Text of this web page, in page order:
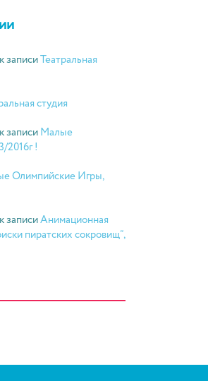
к записиТеатральная
студия
к записиМалые
2016г !
Олимпийские Игры,
к записиАнимационная
пиратских сокровищ”,